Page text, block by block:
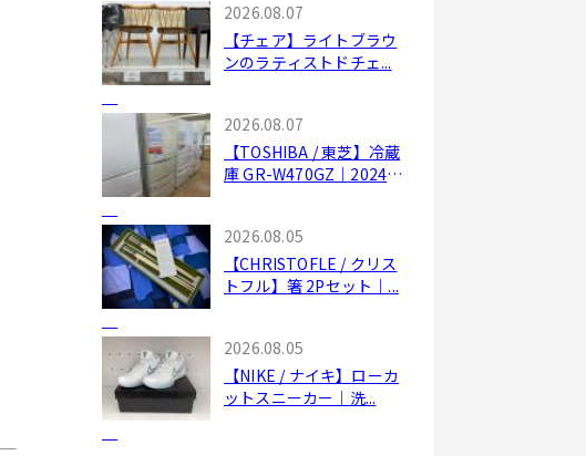
2026.08.07
【チェア】ライトブラウ
ンのラティストドチェ...
2026.08.07
【TOSHIBA / 東芝】冷蔵
庫 GR-W470GZ｜2024
2026.08.05
【CHRISTOFLE / クリス
トフル】箸 2Pセット｜...
2026.08.05
【NIKE / ナイキ】ローカ
ットスニーカー｜洗...